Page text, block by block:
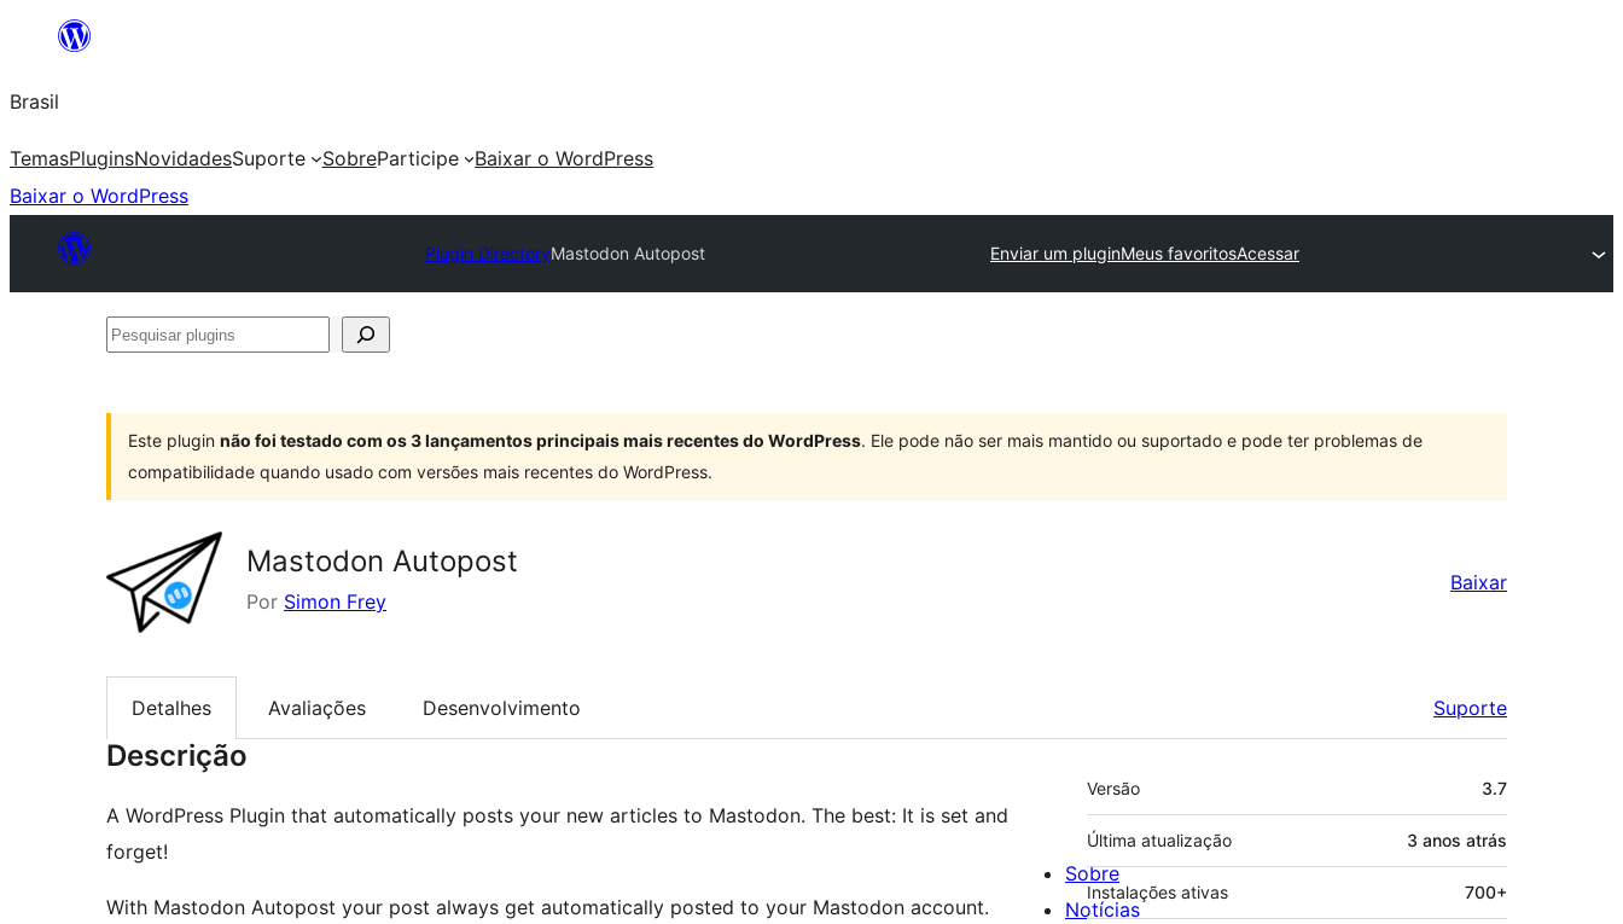
o
conteúdo
Brasil
TemasPluginsNovidadesSuporte SobreParticipe
Baixar o WordPress
Baixar o WordPress
Plugin DirectoryMastodon Autopost Enviar um pluginMeus favoritosAcessar
Pesquisar
Este plugin não foi testado com os 3 lançamentos principais mais recentes do WordPress. Ele pode não ser mais mantido ou suportado e pode ter problemas de
compatibilidade quando usado com versões mais recentes do WordPress.
Mastodon Autopost
Por Simon Frey
Baixar
Detalhes Avaliações Desenvolvimento Suporte
Descrição
A WordPress Plugin that automatically posts your new articles to Mastodon. The best: It is set and
forget!
With Mastodon Autopost your post always get automatically posted to your Mastodon account.
Meta
Versão 3.7
Última atualização 3 anos atrás
Instalações ativas 700+
Sobre
Notícias